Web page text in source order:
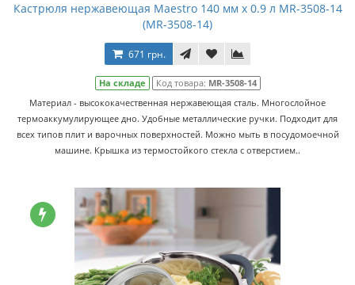
Кастрюля нержавеющая Maestro 140 мм х 0.9 л MR-3508-14
(MR-3508-14)
671 грн.
На складе Код товара: MR-3508-14
Материал - высококачественная нержавеющая сталь. Многослойное
термоаккумулирующее дно. Удобные металлические ручки. Подходит для
всех типов плит и варочных поверхностей. Можно мыть в посудомоечной
машине. Крышка из термостойкого стекла с отверстием..